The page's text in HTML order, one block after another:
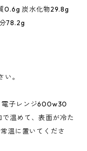
0.6g 炭水化物29.8g
78.2g
。
電子レンジ600w30
温めて、表面が冷た
温に置いてくださ